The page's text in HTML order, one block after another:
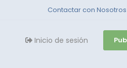
Contactar con Nosotros
Inicio de sesión